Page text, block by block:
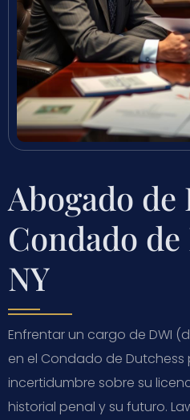
Abogado de
Condado
NY
Enfrentar un cargo de DWI
en el Condado de
incertidumbre sobre su
historial penal y su futuro.